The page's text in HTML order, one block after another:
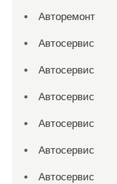
Авторемонт
Автосервис
Автосервис
Автосервис
Автосервис
Автосервис
Автосервис